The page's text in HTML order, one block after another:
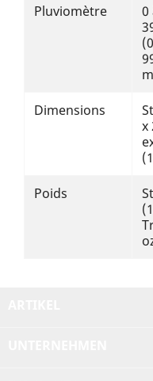
Pluviomètre
0
Dimensions
x
Poids